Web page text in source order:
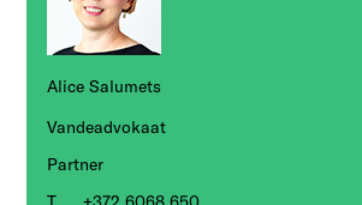
Alice Salumets
Vandeadvokaat
Partner
+372 6068 650